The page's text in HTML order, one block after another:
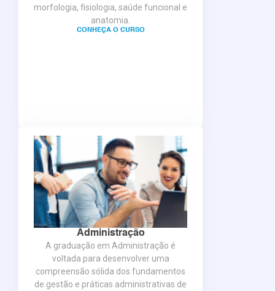
morfologia, fisiologia, saúde funcional e
anatomia.
CONHEÇA O CURSO
Administração
A graduação em Administração é
voltada para desenvolver uma
compreensão sólida dos fundamentos
de gestão e práticas administrativas de